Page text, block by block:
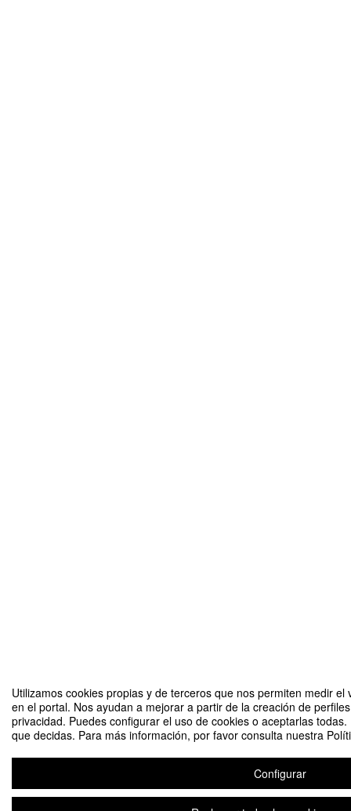
Utilizamos cookies propias y de terceros que nos permiten medir
en el portal. Nos ayudan a mejorar a partir de la creación de
privacidad. Puedes configurar el uso de cookies o aceptarlas
que decidas. Para más información, por favor consulta nuestra
Configurar